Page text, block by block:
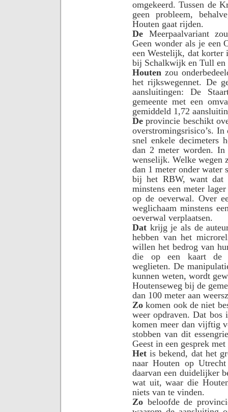
omgekeerd. Tussen de
geen probleem,
Houten gaat rijden.
De Meerpaalvariant
Geen wonder als je een
een Westelijk, dat korter
bij Schalkwijk en Tull en
Houten zou
het rijkswegennet. De
aansluitingen: De
gemeente met een
gemiddeld 1,72
De provincie beschikt
overstromingsrisico’s.
snel enkele decimeters
dan 2 meter worden.
wenselijk. Welke wegen
dan 1 meter onder water
bij het RBW, want dat
minstens een meter
op de oeverwal. Over
weglichaam minstens
oeverwal verplaatsen.
Dat krijg je als de
hebben van het
willen het bedrog van
die op een kaart de
weglieten. De
kunnen weten, wordt
Houtenseweg bij de
dan 100 meter aan
Zo komen ook de niet
weer opdraven. Dat bos
komen meer dan vijftig
stobben van dit
Geest in een gesprek met
Het is bekend, dat het
naar Houten op
daarvan een duidelijker
wat uit, waar die
niets van te vinden.
Zo beloofde de